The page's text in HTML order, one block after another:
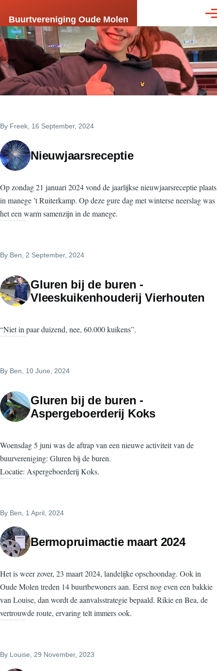
Buurtvereniging Oude Molen
By Freek , 16 September, 2024
Nieuwjaarsreceptie
Op zondag 21 januari 2024 vond de jaarlijkse nieuwjaarsreceptie plaats
in manege ’t Ruiterkamp. Op deze gure dag met winterse neerslag was
het een warm samenzijn in de manege.
By Ben , 2 September, 2024
Gluren bij de buren -
Vleeskuikenhouderij Vierhouten
“Niet in paar duizend, nee, 60.000 kuikens”.
By Ben , 10 June, 2024
Gluren bij de buren -
Aspergeboerderij Koks
Woensdag 5 juni was de aftrap van een nieuwe activiteit van de
buurvereniging: Gluren bij de buren.
Locatie: Aspergeboerderij Koks.
By Ben , 1 April, 2024
Bermopruimactie maart 2024
Het is weer zover, 23 maart 2024, landelijke opschoondag. Ook in
Oude Molen treden 14 buurtbewoners aan. Eerst nog even een bakkie
van Louise, dan wordt de aanvalsstrategie bepaald. Rikie en Bea, de
vertrouwde route, ervaring telt immers ook.
By Louise, 29 November, 2023